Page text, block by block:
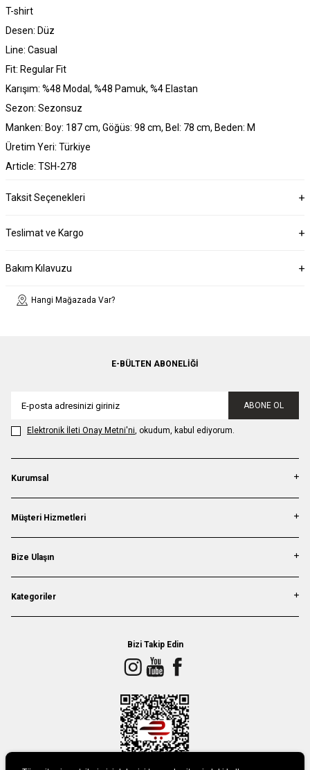
T-shirt
Desen: Düz
Line: Casual
Fit: Regular Fit
Karışım: %48 Modal, %48 Pamuk, %4 Elastan
Sezon: Sezonsuz
Manken: Boy: 187 cm, Göğüs: 98 cm, Bel: 78 cm, Beden: M
Üretim Yeri: Türkiye
Article: TSH-278
Taksit Seçenekleri
Teslimat ve Kargo
Bakım Kılavuzu
Hangi Mağazada Var?
E-BÜLTEN ABONELIĞI
ABONE OL
Elektronik İleti Onay Metni'ni, okudum, kabul ediyorum.
Kurumsal
Müşteri Hizmetleri
Bize Ulaşın
Kategoriler
Bizi Takip Edin